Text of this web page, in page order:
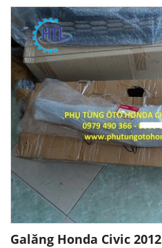
Galăng Honda Civic 2012